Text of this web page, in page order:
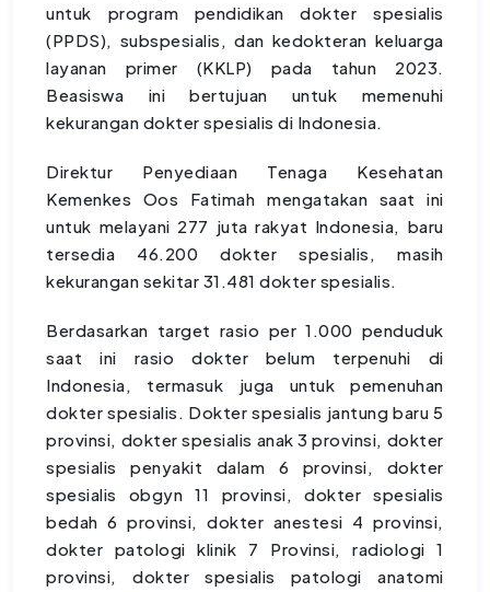
untuk program pendidikan dokter spesialis
(PPDS), subspesialis, dan kedokteran keluarga
layanan primer (KKLP) pada tahun 2023.
Beasiswa ini bertujuan untuk memenuhi
kekurangan dokter spesialis di Indonesia.
Direktur Penyediaan Tenaga Kesehatan
Kemenkes Oos Fatimah mengatakan saat ini
untuk melayani 277 juta rakyat Indonesia, baru
tersedia 46.200 dokter spesialis, masih
kekurangan sekitar 31.481 dokter spesialis.
Berdasarkan target rasio per 1.000 penduduk
saat ini rasio dokter belum terpenuhi di
Indonesia, termasuk juga untuk pemenuhan
dokter spesialis. Dokter spesialis jantung baru 5
provinsi, dokter spesialis anak 3 provinsi, dokter
spesialis penyakit dalam 6 provinsi, dokter
spesialis obgyn 11 provinsi, dokter spesialis
bedah 6 provinsi, dokter anestesi 4 provinsi,
dokter patologi klinik 7 Provinsi, radiologi 1
provinsi, dokter spesialis patologi anatomi